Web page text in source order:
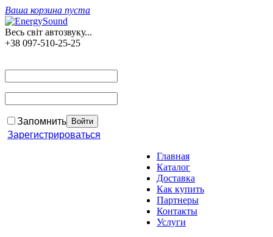
Ваша корзина пуста
Весь світ автозвуку...
+38 097-510-25-25
Запомнить
Зарегистрироваться
Главная
Каталог
Доставка
Как купить
Партнеры
Контакты
Услуги